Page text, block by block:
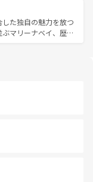
節にも異なる楽しみ
々、仏教を中心とし
れる旅人を魅了し続
光スポットが密集し
も魅力。息をのむよ
を存分に楽しみ尽く
た独自の魅力を放つ
マリーナベイ、歴史
る外せないスポット